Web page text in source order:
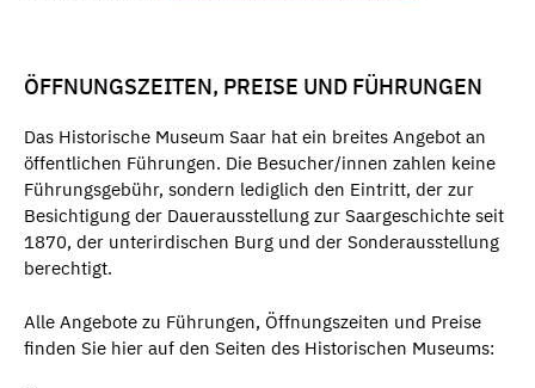
ÖFFNUNGSZEITEN, PREISE UND FÜHRUNGEN
Das Historische Museum Saar hat ein breites Angebot an
öffentlichen Führungen. Die Besucher/innen zahlen keine
Führungsgebühr, sondern lediglich den Eintritt, der zur
Besichtigung der Dauerausstellung zur Saargeschichte seit
1870, der unterirdischen Burg und der Sonderausstellung
berechtigt.
Alle Angebote zu Führungen, Öffnungszeiten und Preise
finden Sie hier auf den Seiten des Historischen Museums: